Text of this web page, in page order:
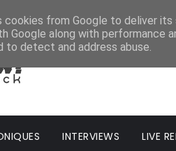
INTERVIEWS LIVE
cookies from Google to deliver
Google along with performance
to detect and address abuse.